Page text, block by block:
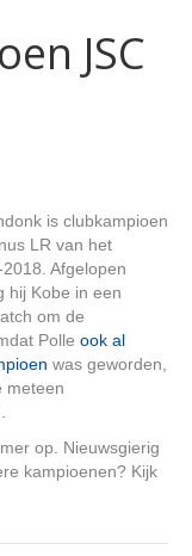
JSC
is clubkampioen
LR van het
Afgelopen
hij Kobe in een
om de
Polle ook al
was geworden,
meteen
op. Nieuwsgierig
kampioenen? Kijk